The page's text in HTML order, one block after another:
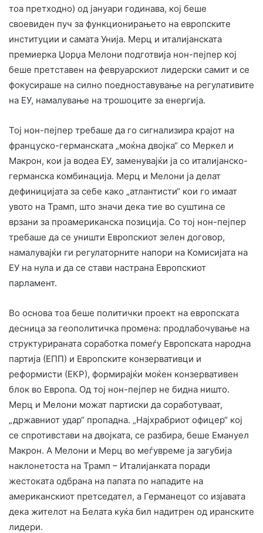
тоа претходно) од јануари годинава, кој беше
своевиден пуч за функционирањето на европските
институции и самата Унија. Мерц и италијанската
премиерка Џорџа Мелони подготвија нон-пејпер кој
беше претставен на февруарскиот лидерски самит и се
фокусираше на силно поедноставување на регулативите
на ЕУ, намалување на трошоците за енергија.
Тој нон-пејпер требаше да го сигнализира крајот на
француско-германската „моќна двојка“ со Меркел и
Макрон, кои ја водеа ЕУ, заменувајќи ја со италијанско-
германска комбинација. Мерц и Мелони ја делат
дефиницијата за себе како „атлантисти“ кои го имаат
увото на Трамп, што значи дека тие во суштина се
врзани за проамериканска позиција. Со тој нон-пејпер
требаше да се уништи Европскиот зелен договор,
намалувајќи ги регулаторните напори на Комисијата на
ЕУ на нула и да се стави настрана Европскиот
парламент.
Во основа тоа беше политички проект на европската
десница за геополитичка промена: продлабочување на
структурираната соработка помеѓу Европската народна
партија (ЕПП) и Европските конзервативци и
реформисти (ЕКР), формирајќи моќен конзервативен
блок во Европа. Од тој нон-пејпер не бидна ништо.
Мерц и Mелони можат партиски да соработуваат,
„државниот удар“ пропадна. „Најхрабриот офицер“ кој
се спротивстави на двојката, се разбира, беше Емануел
Макрон. А Мелони и Мерц во меѓувреме ја загубија
наклонетоста на Трамп – Италијанката поради
жестоката одбрана на папата по нападите на
американскиот претседател, а Германецот со изјавата
дека жителот на Белата куќа бил надитрен од иранските
лидери.